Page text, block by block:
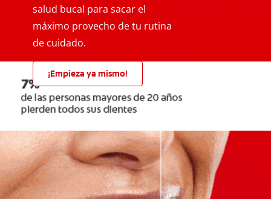
salud bucal para sacar el
máximo provecho de tu rutina
de cuidado.
¡Empieza ya mismo!